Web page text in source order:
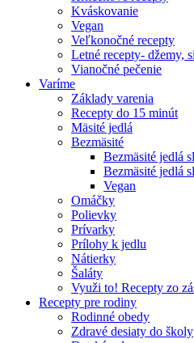
Kváskovanie
Vegan
Veľkonočné recepty
Letné recepty- džemy,
Vianočné pečenie
Varíme
Základy varenia
Recepty do 15 minút
Mäsité jedlá
Bezmäsité
Bezmäsité jedlá
Bezmäsité jedlá
Vegan
Omáčky
Polievky
Prívarky
Prílohy k jedlu
Nátierky
Šaláty
Využi to! Recepty zo
Recepty pre rodiny
Rodinné obedy
Zdravé desiaty do školy